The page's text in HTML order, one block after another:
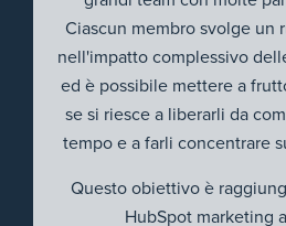
Ciascun membro svolge un
nell'impatto complessivo
ed è possibile mettere a
se si riesce a liberarli da
tempo e a farli concentrare
Questo obiettivo è
HubSpot marketing